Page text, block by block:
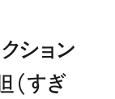
ション
（すぎ